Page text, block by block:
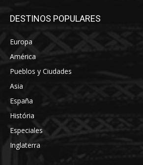
DESTINOS POPULARES
Europa
América
Pueblos y Ciudades
Asia
España
História
Especiales
Inglaterra